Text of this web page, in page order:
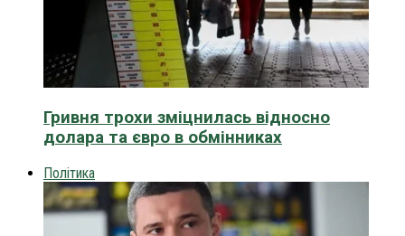
Гривня трохи зміцнилась відносно
долара та євро в обмінниках
Політика